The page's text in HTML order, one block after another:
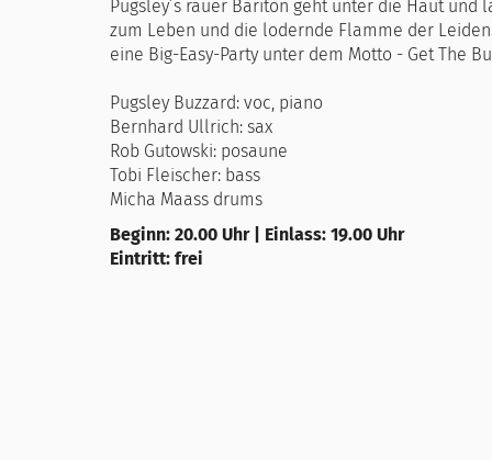
Pugsley’s rauer Bariton geht unter die Haut
zum Leben und die lodernde Flamme der
eine Big-Easy-Party unter dem Motto - Get The
Pugsley Buzzard: voc, piano
Bernhard Ullrich: sax
Rob Gutowski: posaune
Tobi Fleischer: bass
Micha Maass drums
Beginn: 20.00 Uhr | Einlass: 19.00 Uhr
Eintritt: frei